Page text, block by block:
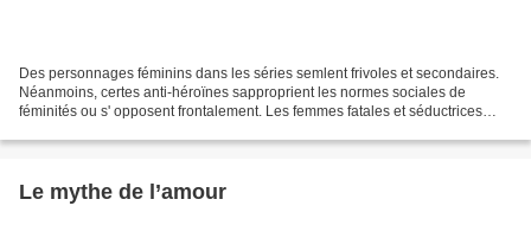
Des personnages féminins dans les séries semlent frivoles et secondaires.
Néanmoins, certes anti-héroïnes sapproprient les normes sociales de
féminités ou s' opposent frontalement. Les femmes fatales et séductrices
Le mythe de l’amour